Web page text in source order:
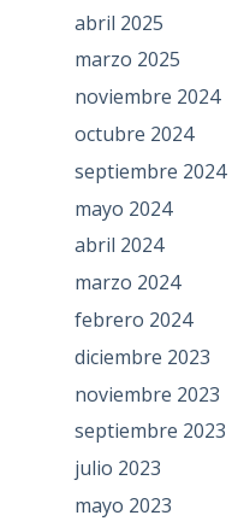
abril 2025
marzo 2025
noviembre 2024
octubre 2024
septiembre 2024
mayo 2024
abril 2024
marzo 2024
febrero 2024
diciembre 2023
noviembre 2023
septiembre 2023
julio 2023
mayo 2023